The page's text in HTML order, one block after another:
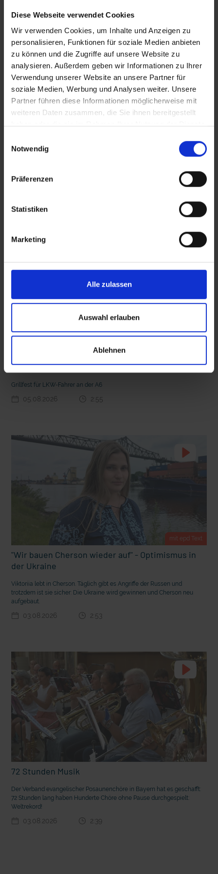
Diese Webseite verwendet Cookies
Wir verwenden Cookies, um Inhalte und Anzeigen zu
personalisieren, Funktionen für soziale Medien anbieten
zu können und die Zugriffe auf unsere Website zu
analysieren. Außerdem geben wir Informationen zu Ihrer
Verwendung unserer Website an unsere Partner für
soziale Medien, Werbung und Analysen weiter. Unsere
Partner führen diese Informationen möglicherweise mit
weiteren Daten zusammen, die Sie ihnen bereitgestellt
haben oder die sie im Rahmen Ihrer Nutzung der Dienste
Notwendig
Präferenzen
Statistiken
Marketing
Alle zulassen
Auswahl erlauben
Ablehnen
In Sicherheit in Deutschland, in Gedanken im Krieg
Nachhaltige Geldanlage: Rendite mit gutem Gewissen?
deutsche Sprache?
Zusätzliches Material
Bilder
interessieren
Seelsorge für Trucker: "Könige der Landstraße"
oder "Deppen der Nation"?
Grillfest für LKW-Fahrer an der A6
05.08.2026 2:55
mit epd Text
"Wir bauen Cherson wieder auf" - Optimismus in
der Ukraine
Viktoriia lebt in Cherson. Täglich gibt es Angriffe der Russen und
trotzdem ist sie sicher: Die Ukraine wird gewinnen und Cherson neu
aufgebaut.
03.08.2026 2:53
72 Stunden Musik
Der Verband evangelischer Posaunenchöre in Bayern hat es geschafft:
72 Stunden lang haben Hunderte Chöre ohne Pause durchgespielt:
Weltrekord!
03.08.2026 2:39